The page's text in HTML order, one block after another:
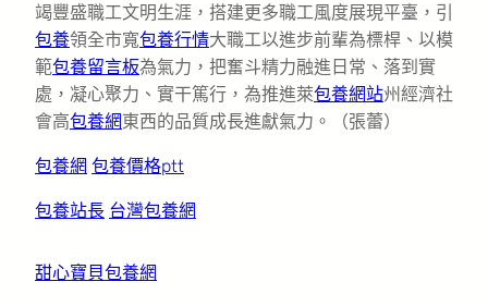
竭豐盛職工文明生涯，搭建更多職工風度展現平臺，引
包養領全市寬包養行情大職工以進步前輩為標桿、以模
範包養留言板為氣力，把奮斗精力融進日常、落到實
處，凝心聚力、實干篤行，為推進萊包養網站州經濟社
會高包養網東西的品質成長進獻氣力。（張蕾）
包養網 包養價格ptt
包養站長 台灣包養網
甜心寶貝包養網